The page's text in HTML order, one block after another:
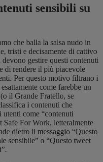
sensibili su
che balla la salsa nudo in
tristi e decisamente di cattivo
gestire questi contenuti
di rendere il più piacevole
Per questo motivo filtrano i
come farebbe un
il Grande Fratello, se
i contenuti che
utenti come “contenuti
Safe For Work, letteralmente
dietro il messaggio “Questo
sensibile” o “Questo tweet